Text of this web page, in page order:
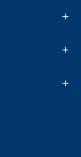
+
+
+